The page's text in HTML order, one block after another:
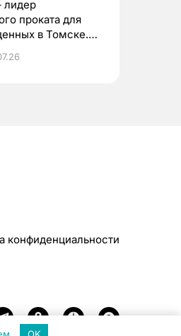
лидер
проката для
в Томске.
конфиденциальности